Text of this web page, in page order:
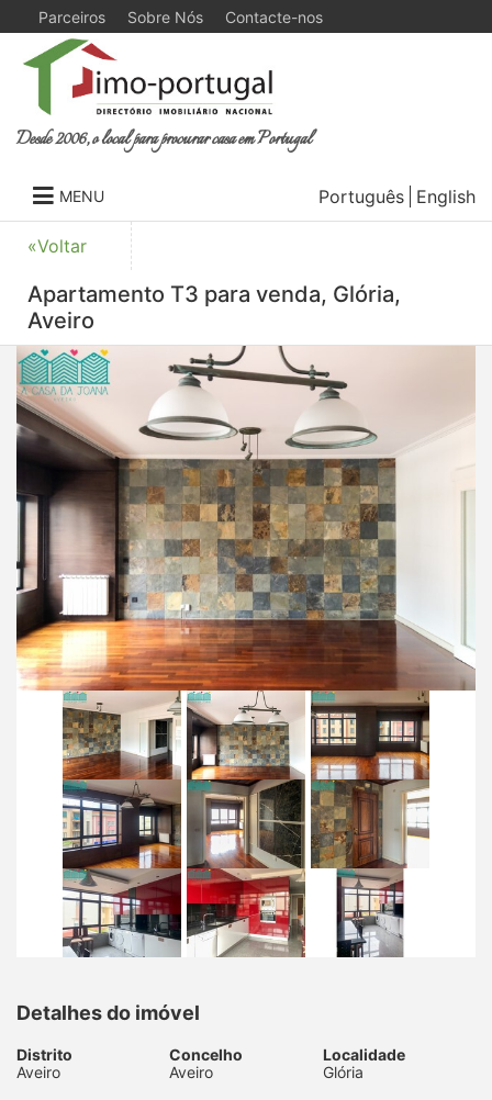
Parceiros Sobre Nós Contacte-nos
Desde 2006, o local para procurar casa em Portugal
MENU Português English
«Voltar
Apartamento T3 para venda, Glória,
Aveiro
Detalhes do imóvel
Distrito
Aveiro
Concelho
Aveiro
Localidade
Glória